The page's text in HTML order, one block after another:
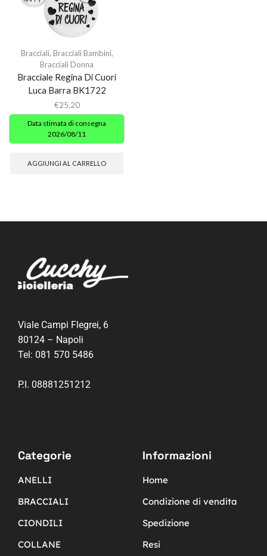
Bracciali, Bracciali Bambini,
Bracciali Donna
Bracciale Regina Di Cuori
Luca Barra BK1722
€25,20
Data stimata di consegna
2026/08/11
AGGIUNGI AL CARRELLO
Viale Campi Flegrei, 6
80124 – Napoli
Tel: 081 570 5486
P.I. 08881251212
Categorie
ANELLI
BRACCIALI
CIONDILI
COLLANE
Informazioni
Home
Condizione di vendita
Spedizione
Resi